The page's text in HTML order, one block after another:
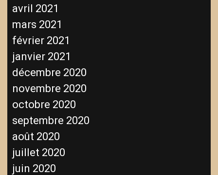
avril 2021
mars 2021
février 2021
janvier 2021
décembre 2020
novembre 2020
octobre 2020
septembre 2020
août 2020
juillet 2020
juin 2020